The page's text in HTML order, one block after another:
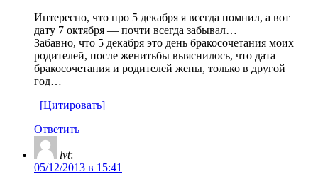
Интересно, что про 5 декабря я всегда помнил, а вот
дату 7 октября — почти всегда забывал…
Забавно, что 5 декабря это день бракосочетания моих
родителей, после женитьбы выяснилось, что дата
бракосочетания и родителей жены, только в другой
год…
[Цитировать]
Ответить
lvt:
05/12/2013 в 15:41